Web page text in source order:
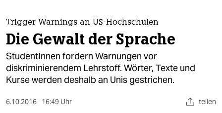
themen
politik
öko
Trigger Warnings an US-Hochschulen
Die Gewalt der Sprache
StudentInnen fordern Warnungen vor
diskriminierendem Lehrstoff. Wörter, Texte und
Kurse werden deshalb an Unis gestrichen.
6.10.2016 16:49 Uhr teilen